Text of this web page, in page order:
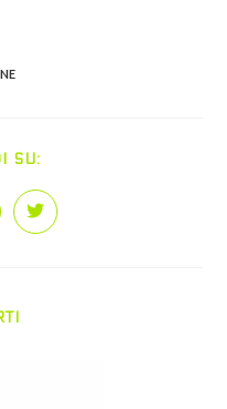
SU:
CONTENT
Opens
in